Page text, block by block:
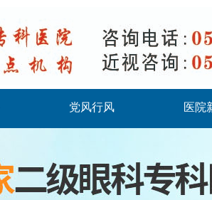
党风行风 医院